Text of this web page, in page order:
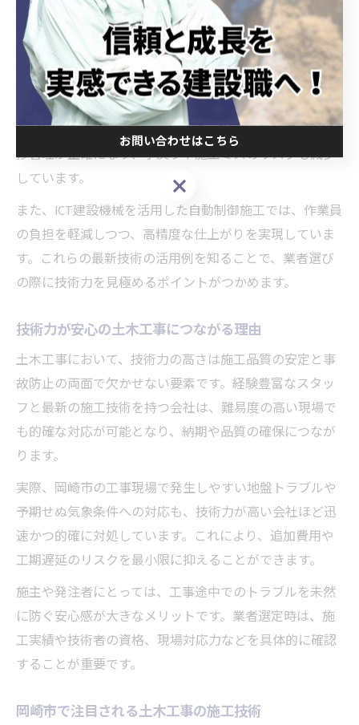
程を効率化し、施工品質や安全性の向上に大きく寄与し
ています。
例えば、岡崎市内の公共工事現場では、ドローンによる
空撮測量で地形データを迅速に取得し、施工計画の最適
化が図られています。これにより、現場の状況把握や進
捗管理が正確になり、手戻りや施工ミスのリスクも減少
しています。
また、ICT建設機械を活用した自動制御施工では、作業員
の負担を軽減しつつ、高精度な仕上がりを実現していま
す。これらの最新技術の活用例を知ることで、業者選び
の際に技術力を見極めるポイントがつかめます。
技術力が安心の土木工事につながる理由
土木工事において、技術力の高さは施工品質の安定と事
故防止の両面で欠かせない要素です。経験豊富なスタッ
フと最新の施工技術を持つ会社は、難易度の高い現場で
も的確な対応が可能となり、納期や品質の確保につなが
ります。
実際、岡崎市の工事現場で発生しやすい地盤トラブルや
予期せぬ気象条件への対応も、技術力が高い会社ほど迅
速かつ的確に対処しています。これにより、追加費用や
工期遅延のリスクを最小限に抑えることができます。
施主や発注者にとっては、工事途中でのトラブルを未然
に防ぐ安心感が大きなメリットです。業者選定時は、施
工実績や技術者の資格、現場対応力などを具体的に確認
することが重要です。
岡崎市で注目される土木工事の施工技術
お問い合わせはこちら
お問い合わせはこちら